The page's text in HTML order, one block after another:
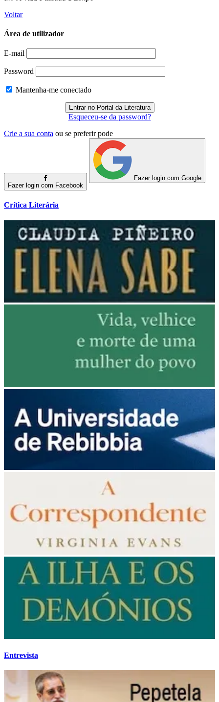
Voltar
Área de utilizador
E-mail
Password
Mantenha-me conectado
Esqueceu-se da password?
Crie a sua conta ou se preferir pode
Fazer login com Facebook
Fazer login com Google
Crítica Literária
Entrevista